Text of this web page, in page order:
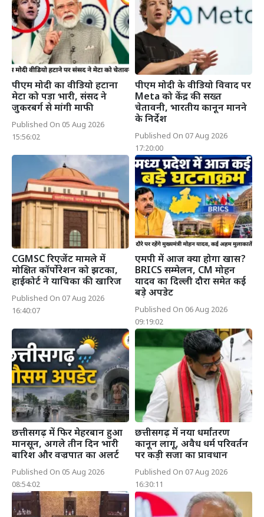
पीएम मोदी का वीडियो हटाना
मेटा को पड़ा भारी, संसद ने
जुकरबर्ग से मांगी माफी
Published On 05 Aug 2026
15:56:02
पीएम मोदी के वीडियो विवाद पर
Meta को केंद्र की सख्त
चेतावनी, भारतीय कानून मानने
के निर्देश
Published On 07 Aug 2026
17:20:00
CGMSC रिएजेंट मामले में
मोक्षित कॉर्पोरेशन को झटका,
हाईकोर्ट ने याचिका की खारिज
Published On 07 Aug 2026
16:40:07
एमपी में आज क्या होगा खास?
BRICS सम्मेलन, CM मोहन
यादव का दिल्ली दौरा समेत कई
बड़े अपडेट
Published On 06 Aug 2026
09:19:02
छत्तीसगढ़ में फिर मेहरबान हुआ
मानसून, अगले तीन दिन भारी
बारिश और वज्रपात का अलर्ट
Published On 05 Aug 2026
08:54:02
छत्तीसगढ़ में नया धर्मांतरण
कानून लागू, अवैध धर्म परिवर्तन
पर कड़ी सजा का प्रावधान
Published On 07 Aug 2026
16:30:11